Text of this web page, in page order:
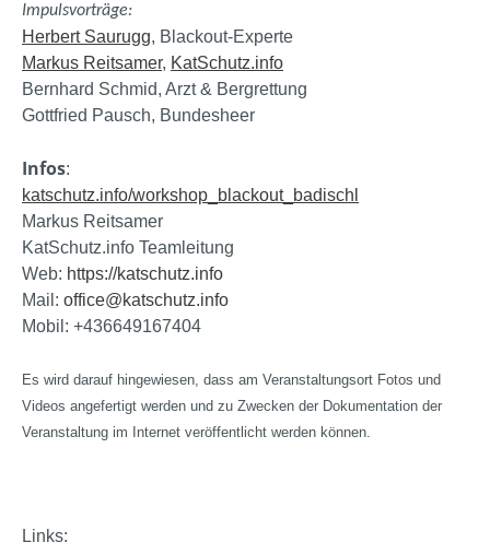
Impulsvorträge:
Herbert Saurugg, Blackout-Experte
Markus Reitsamer, KatSchutz.info
Bernhard Schmid, Arzt & Bergrettung
Gottfried Pausch, Bundesheer
Infos:
katschutz.info/workshop_blackout_badischl
Markus Reitsamer
KatSchutz.info Teamleitung
Web: https://katschutz.info
Mail: office@katschutz.info
Mobil: +436649167404
Es wird darauf hingewiesen, dass am Veranstaltungsort Fotos und
Videos angefertigt werden und zu Zwecken der Dokumentation der
Veranstaltung im Internet veröffentlicht werden können.
Links: